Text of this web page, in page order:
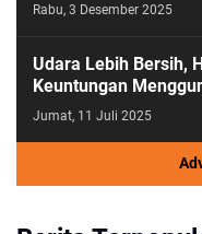
Rabu, 3 Desember 2025
Udara Lebih Bersih,
Keuntungan
Jumat, 11 Juli 2025